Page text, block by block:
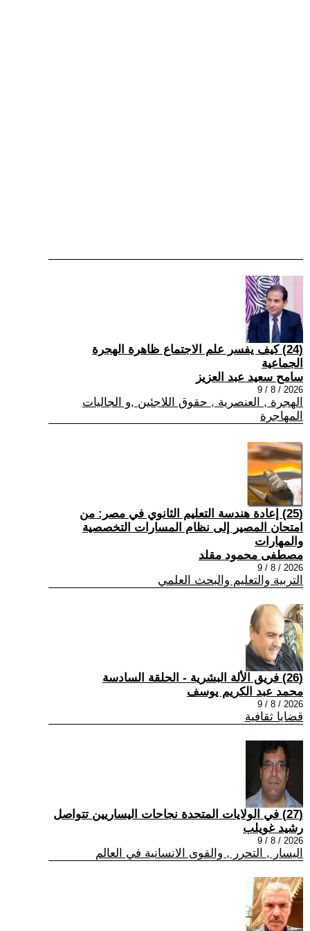
(24) كيف يفسر علم الاجتماع ظاهرة الهجرة
الجماعية
سامح سعيد عبد العزيز
2026 / 8 / 9
الهجرة , العنصرية , حقوق اللاجئين ,و الجاليات
المهاجرة
(25) إعادة هندسة التعليم الثانوي في مصر: من
امتحان المصير إلى نظام المسارات التخصصية
والمهارات
مصطفى محمود مقلد
2026 / 8 / 9
التربية والتعليم والبحث العلمي
(26) فريق الألة البشرية - الحلقة السادسة
محمد عبد الكريم يوسف
2026 / 8 / 9
قضايا ثقافية
(27) في الولايات المتحدة نجاحات اليساريين تتواصل
رشيد غويلب
2026 / 8 / 9
اليسار , التحرر , والقوى الانسانية في العالم